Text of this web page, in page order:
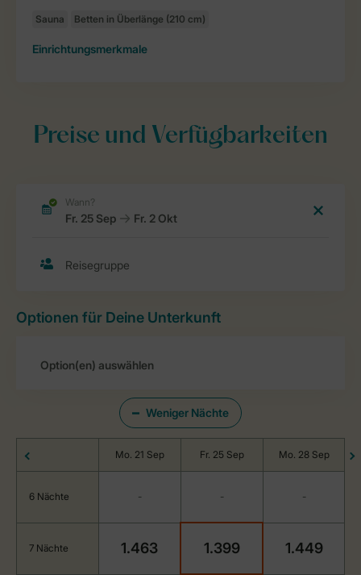
Einrichtungsmerkmale
Preise und Verfügbarkeiten
Optionen für Deine Unterkunft
Weniger Nächte
Mo. 21 Sep Fr. 25 Sep Mo. 28 Sep
6 Nächte - - -
7 Nächte 1.463 1.399 1.449